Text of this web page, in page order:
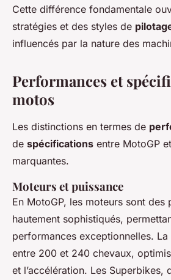
Cette différence fondamentale
stratégies et des styles de
influencés par la nature des
Performances et
motos
Les distinctions en termes de
de spécifications entre MotoGP
marquantes.
Moteurs et puissance
En MotoGP, les moteurs sont des
hautement sophistiqués,
performances exceptionnelles.
entre 200 et 240 chevaux,
et l’accélération. Les Superbikes,